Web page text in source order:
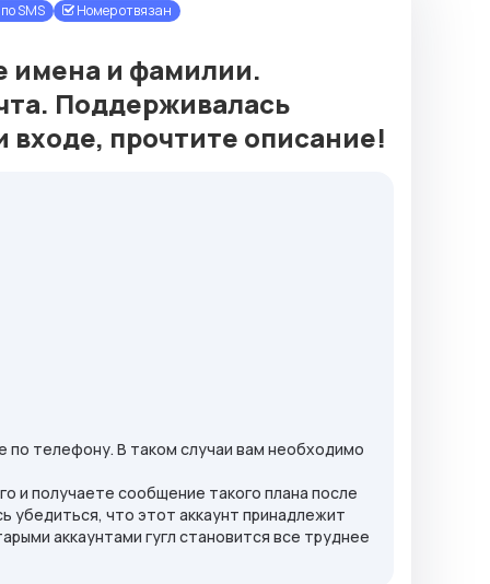
SMS Номер отвязан
имена и фамилии.
Поддерживалась
входе, прочтите описание!
телефону. В таком случаи вам необходимо
и получаете сообщение такого плана после
убедиться, что этот аккаунт принадлежит
аккаунтами гугл становится все труднее